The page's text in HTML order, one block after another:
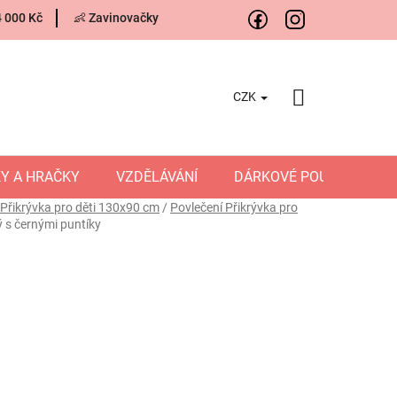
000 Kč 👶 Zavinovačky
CZK
KOŠÍK
A HRAČKY VZDĚLÁVÁNÍ DÁRKOVÉ POUKAZY
Přikrývka pro děti 130x90 cm / Povlečení Přikrývka pro
s černými puntíky